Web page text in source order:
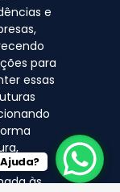
e
para
essas
e
às
Ajuda?